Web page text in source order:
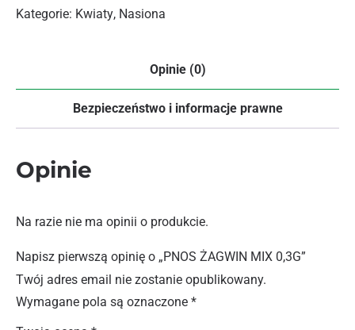
Kategorie: Kwiaty, Nasiona
Opinie (0)
Bezpieczeństwo i informacje prawne
Opinie
Na razie nie ma opinii o produkcie.
Napisz pierwszą opinię o „PNOS ŻAGWIN MIX 0,3G”
Twój adres email nie zostanie opublikowany.
Wymagane pola są oznaczone *